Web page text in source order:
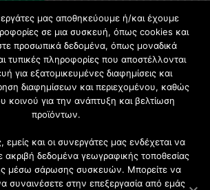
διαδικτυακής κοινότητας, ειδικά
και λάτρεις της κατασκευής και
μας αποθηκεύουμε ή/και έχουμε
σε μια συσκευή, όπως cookies και
προσωπικά δεδομένα, όπως μοναδικά
τυπικές πληροφορίες που αποστέλλονται
για εξατομικευμένες διαφημίσεις και
διαφημίσεων και περιεχομένου, καθώς
κοινού για την ανάπτυξη και βελτίωση
προϊόντων.
και οι συνεργάτες μας ενδέχεται να
ακριβή δεδομένα γεωγραφικής τοποθεσίας
μέσω σάρωσης συσκευών. Μπορείτε να
συναινέσετε στην επεξεργασία από εμάς